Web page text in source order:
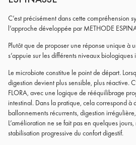
C’est précisément dans cette compréhension
l’approche développée par METHODE
Plutôt que de proposer une réponse unique à
s’appuie sur les différents niveaux
Le microbiote constitue le point de départ.
digestion devient plus sensible, plus réactive.
FLORA, avec une logique de rééquilibrage
intestinal. Dans la pratique, cela correspond à
ballonnements récurrents, digestion
L’amélioration ne se fait pas en quelques
stabilisation progressive du confort digestif.